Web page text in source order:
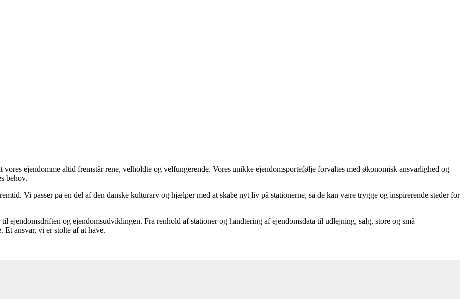
ejendomme altid fremstår rene, velholdte og velfungerende. Vores unikke ejendomsportefølje forvaltes med økonomisk ansvarlighed og
behov.
Vi passer på en del af den danske kulturarv og hjælper med at skabe nyt liv på stationerne, så de kan være trygge og inspirerende steder for
ejendomsdriften og ejendomsudviklingen. Fra renhold af stationer og håndtering af ejendomsdata til udlejning, salg, store og små
Et ansvar, vi er stolte af at have.